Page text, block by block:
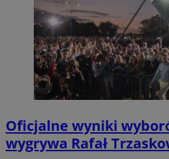
Oficjalne wyniki
wygrywa Rafał